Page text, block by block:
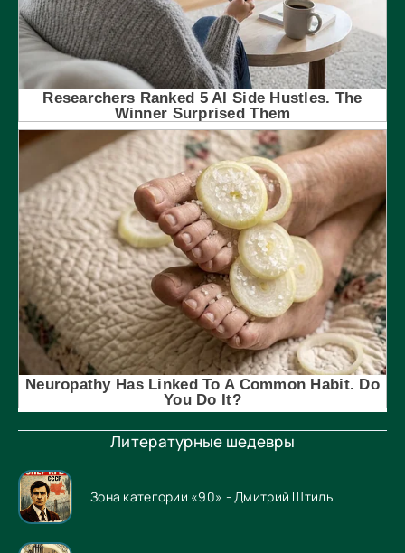
Литературные шедевры
Зона категории «90» - Дмитрий Штиль